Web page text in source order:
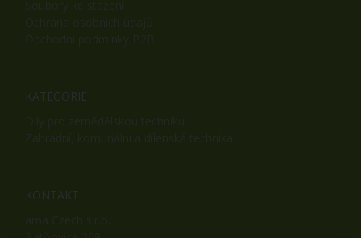
KATEGORIE
KONTAKT